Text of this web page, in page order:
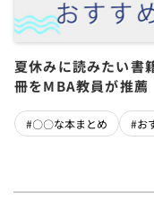
夏休みに読みたい
冊をMBA教員が推薦
#〇〇な本まとめ #お